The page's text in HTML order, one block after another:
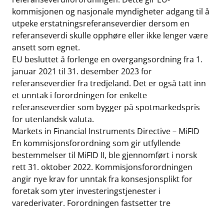
kommisjonen og nasjonale myndigheter adgang til å
utpeke erstatningsreferanseverdier dersom en
referanseverdi skulle opphøre eller ikke lenger være
ansett som egnet.
EU besluttet å forlenge en overgangsordning fra 1.
januar 2021 til 31. desember 2023 for
referanseverdier fra tredjeland. Det er også tatt inn
et unntak i forordningen for enkelte
referanseverdier som bygger på spotmarkedspris
for utenlandsk valuta.
Markets in Financial Instruments Directive – MiFID
En kommisjonsforordning som gir utfyllende
bestemmelser til MiFID II, ble gjennomført i norsk
rett 31. oktober 2022. Kommisjonsforordningen
angir nye krav for unntak fra konsesjonsplikt for
foretak som yter investeringstjenester i
varederivater. Forordningen fastsetter tre